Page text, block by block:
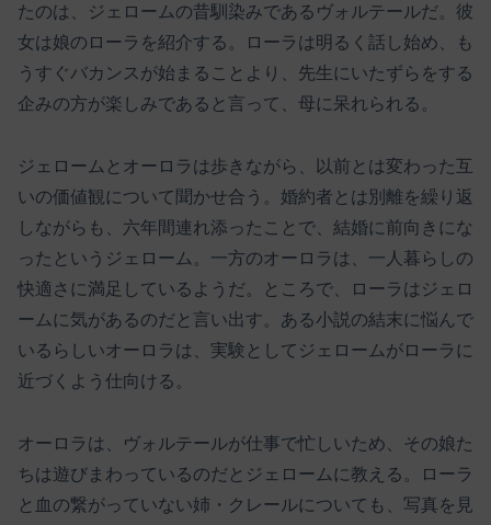
たのは、ジェロームの昔馴染みであるヴォルテールだ。彼
女は娘のローラを紹介する。ローラは明るく話し始め、も
うすぐバカンスが始まることより、先生にいたずらをする
企みの方が楽しみであると言って、母に呆れられる。
ジェロームとオーロラは歩きながら、以前とは変わった互
いの価値観について聞かせ合う。婚約者とは別離を繰り返
しながらも、六年間連れ添ったことで、結婚に前向きにな
ったというジェローム。一方のオーロラは、一人暮らしの
快適さに満足しているようだ。ところで、ローラはジェロ
ームに気があるのだと言い出す。ある小説の結末に悩んで
いるらしいオーロラは、実験としてジェロームがローラに
近づくよう仕向ける。
オーロラは、ヴォルテールが仕事で忙しいため、その娘た
ちは遊びまわっているのだとジェロームに教える。ローラ
と血の繋がっていない姉・クレールについても、写真を見